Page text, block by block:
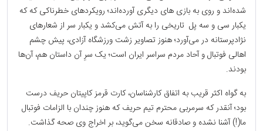
شده‌اند و روی به بازی ‌های دیگری آورده‌اند؛ رویکردهای خطرناکی که که
یکبار سی و سه پل تاریخی را به آتش می‌کشد و یکبار سر از شعارهای
نژادپرستانه در می‌آورد؛ هنوز تصاویر زشت ورزشگاه آزادی، پیش چشم
اهالی فوتبال و آحاد مردم سراسر ایران است؛ یک سرِ آن داستان هم، آن‌ها
بودند.
به گواه اکثر قریب به اتفاق کارشناسان، کارت قرمز کاپیتان حریف درست
بود؛ آنقدر که سرمربی محترم تیم حریف که هنوز چندان با الزامات فوتبال
ما(!) آشنا نشده و صادقانه سخن می‌گوید، بر اخراج وی صحه گذاشت.